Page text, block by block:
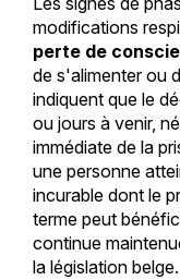
modifications
perte de
de s'alimenter ou
indiquent que le
ou jours à venir,
immédiate de la
une personne
incurable dont le
terme peut
continue
la législation belge.